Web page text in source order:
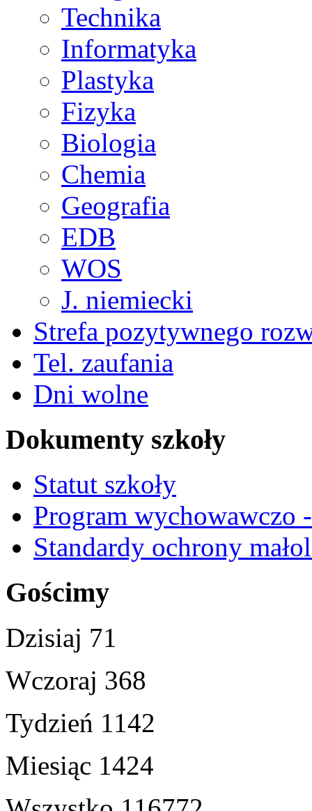
Technika
Informatyka
Plastyka
Fizyka
Biologia
Chemia
Geografia
EDB
WOS
J. niemiecki
Strefa pozytywnego
Tel. zaufania
Dni wolne
Dokumenty szkoły
Statut szkoły
Program wychowawczo
Standardy ochrony
Gościmy
Dzisiaj 71
Wczoraj 368
Tydzień 1142
Miesiąc 1424